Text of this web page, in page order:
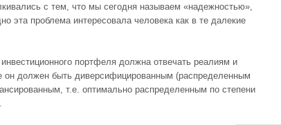
с тем, что мы сегодня называем «надежностью»,
эта проблема интересовала человека как в те далекие
портфеля должна отвечать реалиям и
он должен быть диверсифицированным (распределенным
т.е. оптимально распределенным по степени